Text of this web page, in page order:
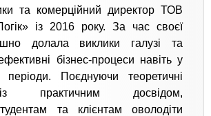
та комерційний директор ТОВ
із 2016 року. За час своєї
долала виклики галузі та
бізнес-процеси навіть у
періоди. Поєднуючи теоретичні
практичним досвідом,
та клієнтам оволодіти